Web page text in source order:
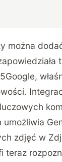
można
,
umożliwia
zdjęć w
teraz